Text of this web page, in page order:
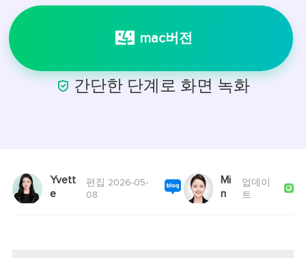
mac버전
 간단한 단계로 화면 녹화
Yvett
e
편집 2026-05-
08
Mi
n
업데이
트
